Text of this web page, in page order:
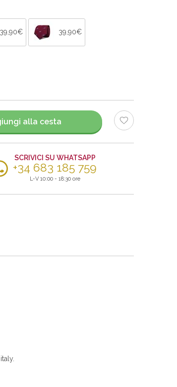
39,90€ 39,90€
alla cesta
SCRIVICI SU WHATSAPP
+34 683 185 759
L-V 10:00 - 18:30 ore